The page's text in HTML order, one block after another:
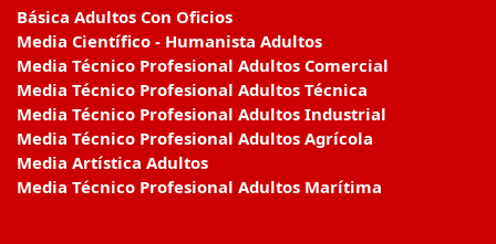
Básica Adultos Con Oficios
Media Científico - Humanista Adultos
Media Técnico Profesional Adultos Comercial
Media Técnico Profesional Adultos Técnica
Media Técnico Profesional Adultos Industrial
Media Técnico Profesional Adultos Agrícola
Media Artística Adultos
Media Técnico Profesional Adultos Marítima